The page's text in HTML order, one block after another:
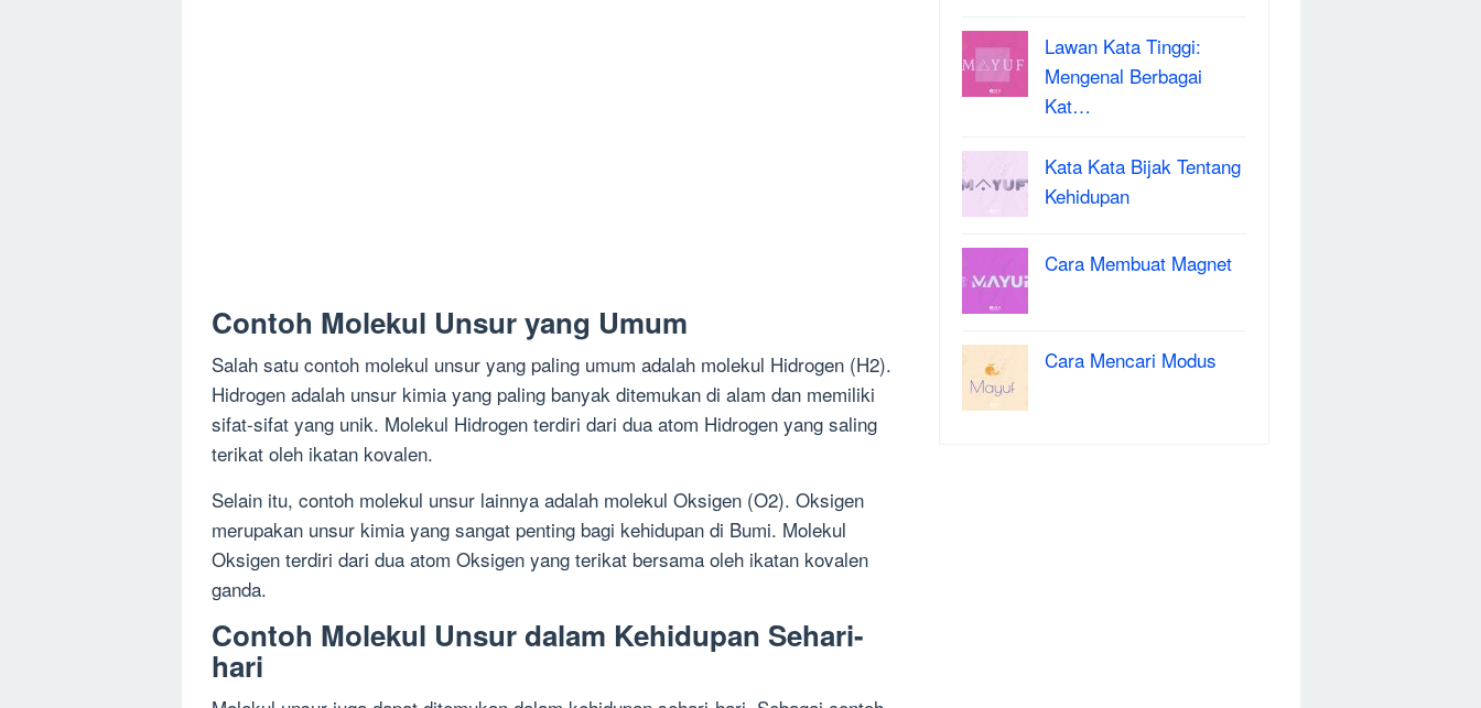
Contoh Molekul Unsur yang Umum
Salah satu contoh molekul unsur yang paling umum adalah molekul Hidrogen (H2).
Hidrogen adalah unsur kimia yang paling banyak ditemukan di alam dan memiliki
sifat-sifat yang unik. Molekul Hidrogen terdiri dari dua atom Hidrogen yang saling
terikat oleh ikatan kovalen.
Selain itu, contoh molekul unsur lainnya adalah molekul Oksigen (O2). Oksigen
merupakan unsur kimia yang sangat penting bagi kehidupan di Bumi. Molekul
Oksigen terdiri dari dua atom Oksigen yang terikat bersama oleh ikatan kovalen
ganda.
Contoh Molekul Unsur dalam Kehidupan Sehari-
hari
Lawan Kata Tinggi:
Mengenal Berbagai
Kat…
Kata Kata Bijak Tentang
Kehidupan
Cara Membuat Magnet
Cara Mencari Modus